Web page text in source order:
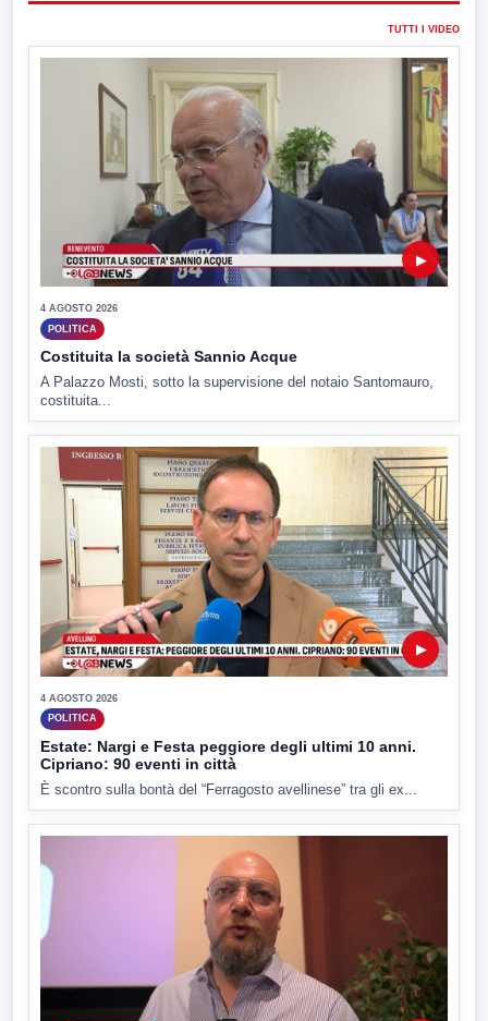
TUTTI I VIDEO
▶
4 AGOSTO 2026
POLITICA
Costituita la società Sannio Acque
A Palazzo Mosti, sotto la supervisione del notaio Santomauro,
costituita...
▶
4 AGOSTO 2026
POLITICA
Estate: Nargi e Festa peggiore degli ultimi 10 anni.
Cipriano: 90 eventi in città
È scontro sulla bontà del “Ferragosto avellinese” tra gli ex...